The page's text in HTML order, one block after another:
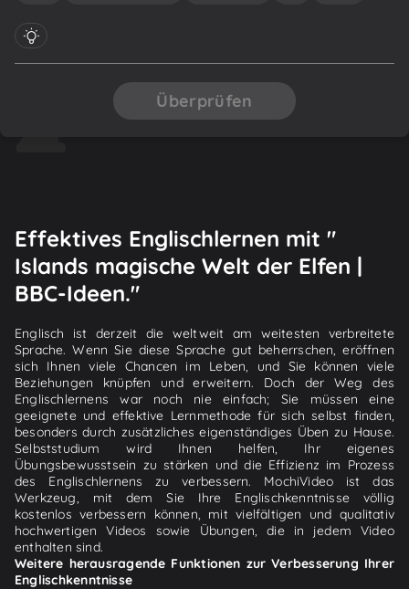
Überprüfen
Effektives Englischlernen mit "
Islands magische Welt der Elfen |
BBC-Ideen."
Englisch ist derzeit die weltweit am weitesten verbreitete
Sprache. Wenn Sie diese Sprache gut beherrschen, eröffnen
sich Ihnen viele Chancen im Leben, und Sie können viele
Beziehungen knüpfen und erweitern. Doch der Weg des
Englischlernens war noch nie einfach; Sie müssen eine
geeignete und effektive Lernmethode für sich selbst finden,
besonders durch zusätzliches eigenständiges Üben zu Hause.
Selbststudium wird Ihnen helfen, Ihr eigenes
Übungsbewusstsein zu stärken und die Effizienz im Prozess
des Englischlernens zu verbessern. MochiVideo ist das
Werkzeug, mit dem Sie Ihre Englischkenntnisse völlig
kostenlos verbessern können, mit vielfältigen und qualitativ
hochwertigen Videos sowie Übungen, die in jedem Video
enthalten sind.
Weitere herausragende Funktionen zur Verbesserung Ihrer
Englischkenntnisse